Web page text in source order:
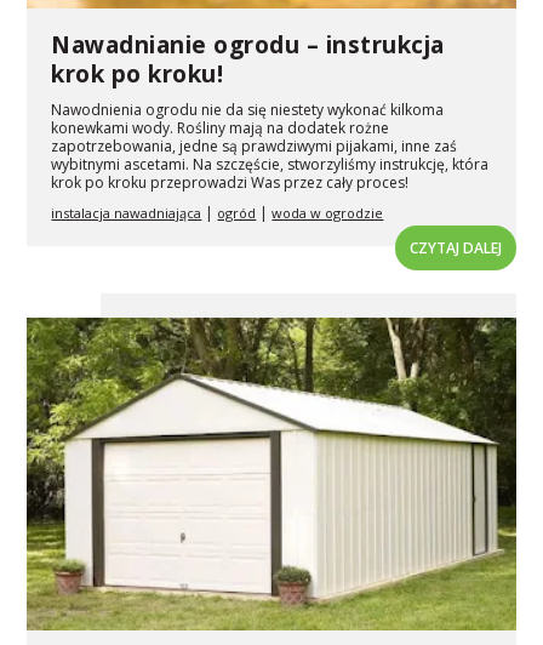
Nawadnianie ogrodu – instrukcja
krok po kroku!
Nawodnienia ogrodu nie da się niestety wykonać kilkoma
konewkami wody. Rośliny mają na dodatek rożne
zapotrzebowania, jedne są prawdziwymi pijakami, inne zaś
wybitnymi ascetami. Na szczęście, stworzyliśmy instrukcję, która
krok po kroku przeprowadzi Was przez cały proces!
instalacja nawadniająca | ogród |woda w ogrodzie
CZYTAJ DALEJ